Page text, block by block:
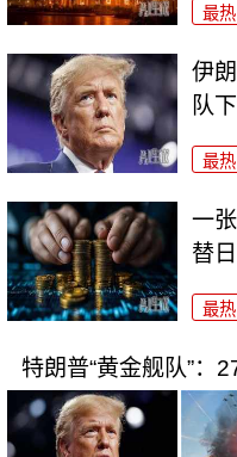
最热
伊
队
最热
一
替日
最热
特朗普“黄金舰队”：